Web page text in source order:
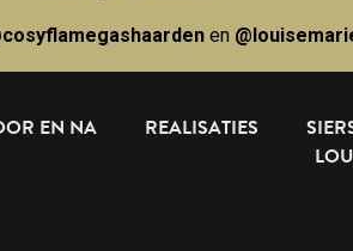
en
EN NA REALISATIES